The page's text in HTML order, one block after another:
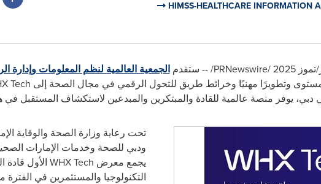
HIMSS-HEALTHCARE INFORMATION
PRNewswire/ -- ستقدمالجمعية العالمية لنظم المعلومات وإدارة
وتطويرًا مهنيًا وخرائط طريق للتحول الرقمي في مجال الصحة إلى Tech
دبي، يوفر منصة عالمية للقادة والمبتكرين والمبدعين لاستكشاف المستقبل في
تحت رعاية وزارة الصحة والوقاية
ودبي للصحة وخدمات الإمارات
يجمع معرض WHX Tech الأول قادة